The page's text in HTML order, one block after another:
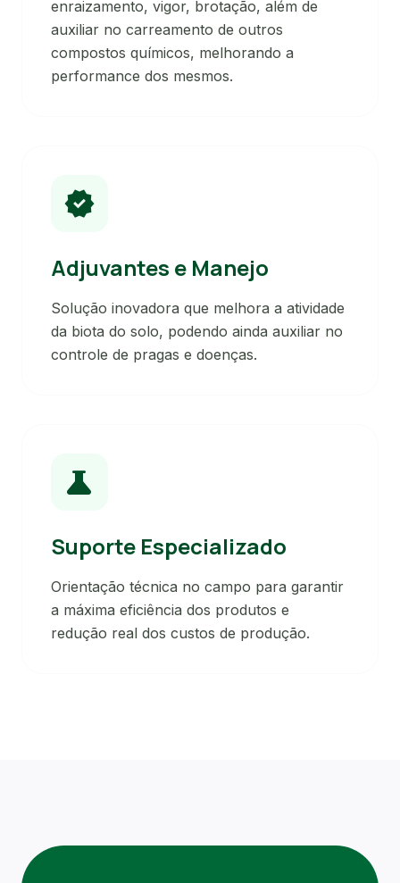
enraizamento, vigor, brotação, além de
auxiliar no carreamento de outros
compostos químicos, melhorando a
performance dos mesmos.
verified
Adjuvantes e Manejo
Solução inovadora que melhora a atividade
da biota do solo, podendo ainda auxiliar no
controle de pragas e doenças.
science
Suporte Especializado
Orientação técnica no campo para garantir
a máxima eficiência dos produtos e
redução real dos custos de produção.